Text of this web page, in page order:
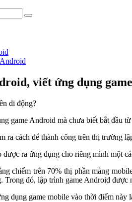
viết ứng dụng
di động?
game Android mà chưa biết bắt đầu từ
ra cách để thành công trên thị trường
được ra ứng dụng cho riêng mình một
chiếm trên 70% thị phần mảng
Trong đó, lập trình game Android
dụng game mobile vào thời điểm